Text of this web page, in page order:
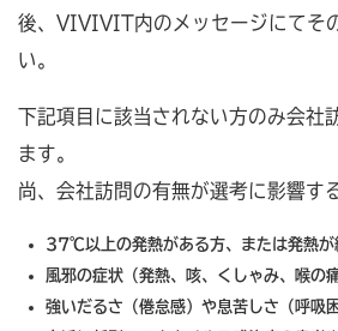
後、VIVIVIT内のメッセージにてそ
い。
下記項目に該当されない方のみ会社
ます。
尚、会社訪問の有無が選考に影響す
37℃以上の発熱がある方、または発熱が
風邪の症状（発熱、咳、くしゃみ、喉の
強いだるさ（倦怠感）や息苦しさ（呼吸